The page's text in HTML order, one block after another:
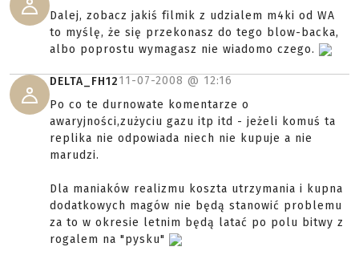
Dalej, zobacz jakiś filmik z udzialem m4ki od WA
to myślę, że się przekonasz do tego blow-backa,
albo poprostu wymagasz nie wiadomo czego.
DELTA_FH1211-07-2008 @ 12:16
Po co te durnowate komentarze o
awaryjności,zużyciu gazu itp itd - jeżeli komuś ta
replika nie odpowiada niech nie kupuje a nie
marudzi.
Dla maniaków realizmu koszta utrzymania i kupna
dodatkowych magów nie będą stanowić problemu
za to w okresie letnim będą latać po polu bitwy z
rogalem na "pysku"